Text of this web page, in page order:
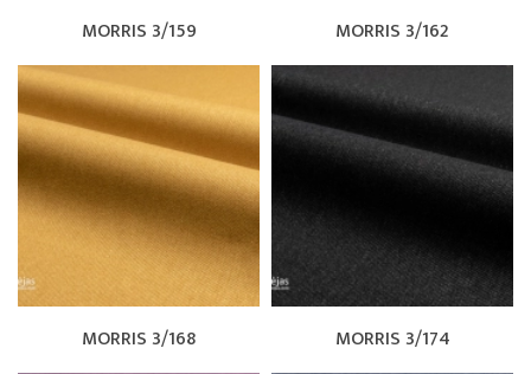
MORRIS 3/159 MORRIS 3/162
MORRIS 3/168 MORRIS 3/174